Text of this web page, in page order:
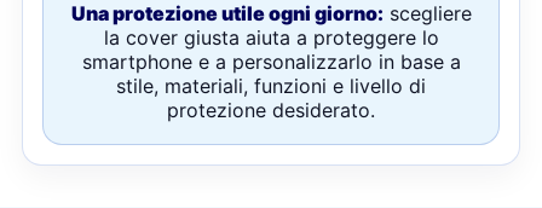
Una protezione utile ogni giorno: scegliere
la cover giusta aiuta a proteggere lo
smartphone e a personalizzarlo in base a
stile, materiali, funzioni e livello di
protezione desiderato.